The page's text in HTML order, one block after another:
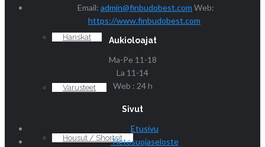
Hanskat
Varusteet
Housut / Shortsit
Email: admin@finbudobest.com Web:
https://www.finbudobest.com
Aukioloajat
Ma-Pe 11-18
La 11-14
Web : 24 h
Sivut
Etusivu
Tietosuojaseloste